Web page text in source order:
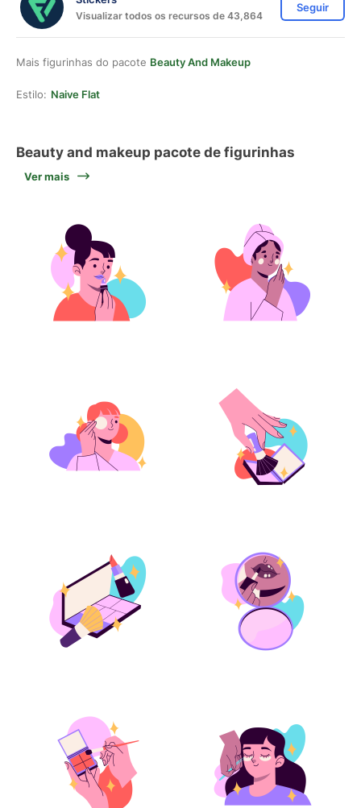
Visualizar todos os recursos de 43,864
Seguir
Mais figurinhas do pacote Beauty And Makeup
Estilo: Naive Flat
Beauty and makeup pacote de figurinhas
Ver mais